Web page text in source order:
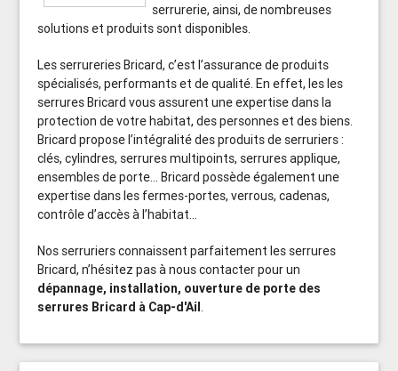
serrurerie, ainsi, de nombreuses
solutions et produits sont disponibles.
Les serrureries Bricard, c’est l’assurance de produits
spécialisés, performants et de qualité. En effet, les les
serrures Bricard vous assurent une expertise dans la
protection de votre habitat, des personnes et des biens.
Bricard propose l’intégralité des produits de serruriers :
clés, cylindres, serrures multipoints, serrures applique,
ensembles de porte… Bricard possède également une
expertise dans les fermes-portes, verrous, cadenas,
contrôle d’accès à l’habitat…
Nos serruriers connaissent parfaitement les serrures
Bricard, n’hésitez pas à nous contacter pour un
dépannage, installation, ouverture de porte des
serrures Bricard à Cap-d'Ail.